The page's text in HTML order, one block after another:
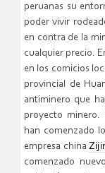
peruanas su
poder vivir
en contra de la
cualquier precio.
en los comicios
provincial de
antiminero que
proyecto minero.
han comenzado
empresa china
comenzado